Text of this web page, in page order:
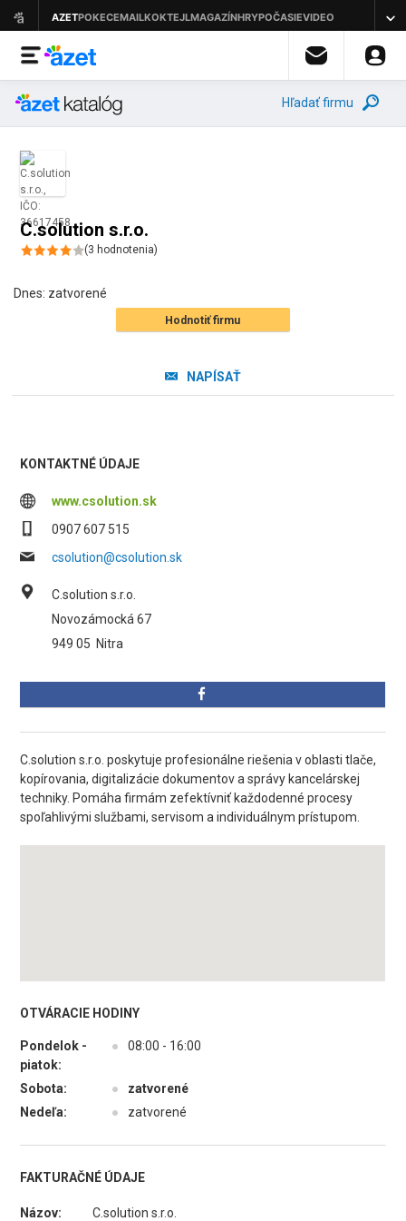
Hľadať firmu
C.solution s.r.o.
(3 hodnotenia)
Dnes: zatvorené
Hodnotiť firmu
NAPÍSAŤ
KONTAKTNÉ ÚDAJE
www.csolution.sk
0907 607 515
csolution@csolution.sk
C.solution s.r.o.
Novozámocká 67
949 05 Nitra
C.solution s.r.o. poskytuje profesionálne riešenia v oblasti tlače,
kopírovania, digitalizácie dokumentov a správy kancelárskej
techniky. Pomáha firmám zefektívniť každodenné procesy
spoľahlivými službami, servisom a individuálnym prístupom.
OTVÁRACIE HODINY
Pondelok -
piatok:
● 08:00 - 16:00
Sobota: ●
zatvorené
Nedeľa:
● zatvorené
FAKTURAČNÉ ÚDAJE
Názov:
C.solution s.r.o.